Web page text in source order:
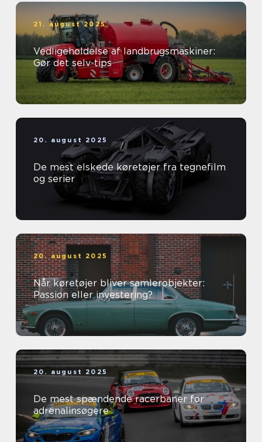
21. august 2025
Vedligeholdelse af landbrugsmaskiner:
Gør det selv-tips
20. august 2025
De mest elskede køretøjer fra tegnefilm
og serier
20. august 2025
Når køretøjer bliver samlerobjekter:
Passion eller investering?
20. august 2025
De mest spændende racerbaner for
adrenalinsøgere